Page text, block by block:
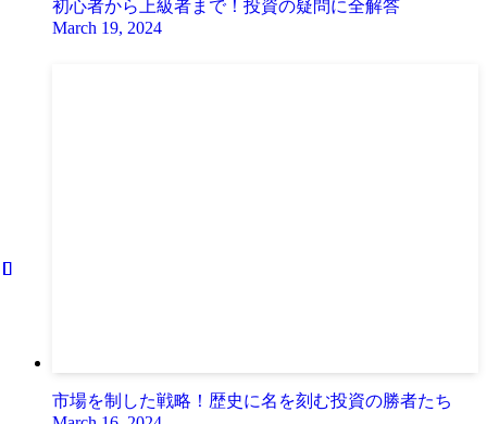
初心者から上級者まで！投資の疑問に全解答
March 19, 2024
市場を制した戦略！歴史に名を刻む投資の勝者たち